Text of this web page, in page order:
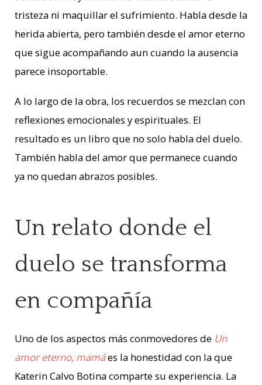
tristeza ni maquillar el sufrimiento. Habla desde la
herida abierta, pero también desde el amor eterno
que sigue acompañando aun cuando la ausencia
parece insoportable.
A lo largo de la obra, los recuerdos se mezclan con
reflexiones emocionales y espirituales. El
resultado es un libro que no solo habla del duelo.
También habla del amor que permanece cuando
ya no quedan abrazos posibles.
Un relato donde el
duelo se transforma
en compañía
Uno de los aspectos más conmovedores de Un
amor eterno, mamáes la honestidad con la que
Katerin Calvo Botina comparte su experiencia. La